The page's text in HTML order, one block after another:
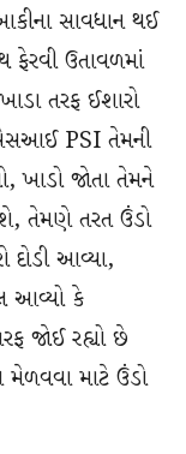
સાવધાન થઈ
ઉતાવળમાં
તરફ ઈશારો
PSI તેમની
ખાડો જોતા તેમને
તેમણે તરત ઉંડો
દોડી આવ્યા,
આવ્યો કે
જોઈ રહ્યો છે
મેળવવા માટે ઉંડો